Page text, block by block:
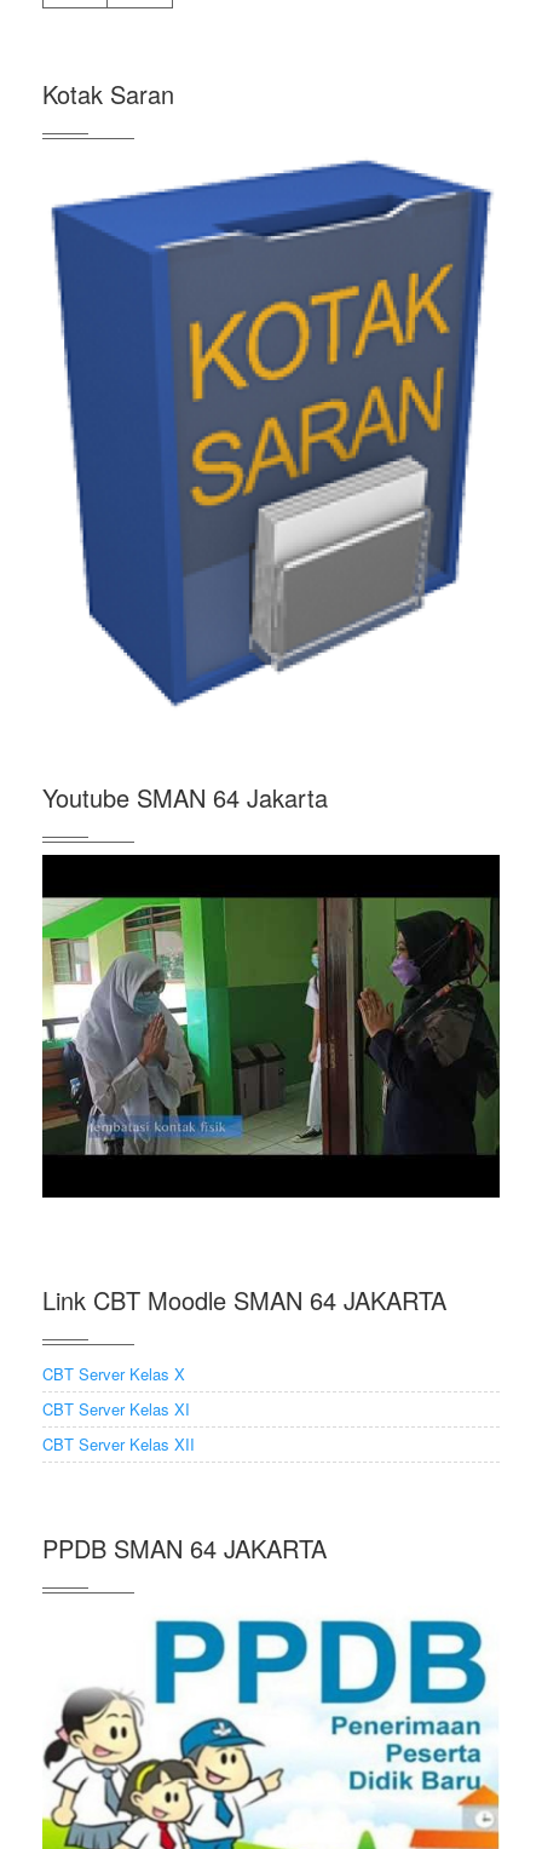
Kotak Saran
Youtube SMAN 64 Jakarta
Link CBT Moodle SMAN 64 JAKARTA
CBT Server Kelas X
CBT Server Kelas XI
CBT Server Kelas XII
PPDB SMAN 64 JAKARTA